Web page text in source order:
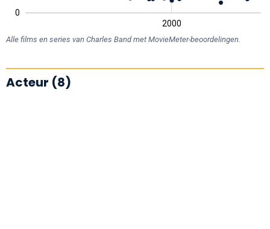
0
2000
Alle films en series van Charles Band met MovieMeter-beoordelingen.
Acteur (8)